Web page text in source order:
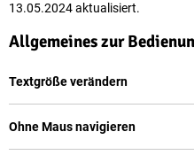
13.05.2024 aktualisiert.
Allgemeines zur
Textgröße verändern
Ohne Maus navigieren